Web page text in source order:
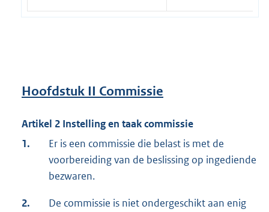
Hoofdstuk II Commissie
Artikel 2 Instelling en taak commissie
1.
Er is een commissie die belast is met de
voorbereiding van de beslissing op ingediende
bezwaren.
2.
De commissie is niet ondergeschikt aan enig